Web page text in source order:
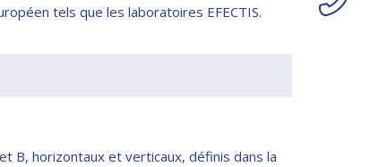
tels que les laboratoires EFECTIS.
B, horizontaux et verticaux, définis dans la